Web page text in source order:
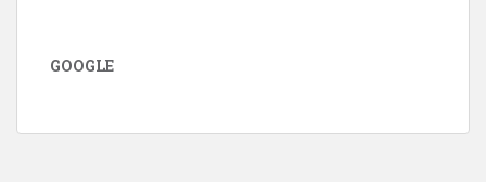
GOOGLE